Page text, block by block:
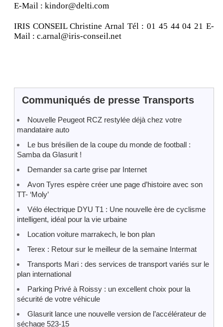
E-Mail : kindor@delti.com
IRIS CONSEIL Christine Arnal Tél : 01 45 44 04 21 E-
Mail : c.arnal@iris-conseil.net
Communiqués de presse Transports
Nouvelle Peugeot RCZ restylée déjà chez votre
mandataire auto
Le bus brésilien de la coupe du monde de football :
Samba da Glasurit !
Demander sa carte grise par Internet
Avon Tyres espère créer une page d’histoire avec son
TT- ‘Moly’
Vélo électrique DYU T1 : Une nouvelle ère de cyclisme
intelligent, idéal pour la vie urbaine
Location voiture marrakech, le bon plan
Terex : Retour sur le meilleur de la semaine Intermat
Transports Mari : des services de transport variés sur le
plan international
Parking Privé à Roissy : un excellent choix pour la
sécurité de votre véhicule
Glasurit lance une nouvelle version de l’accélérateur de
séchage 523-15